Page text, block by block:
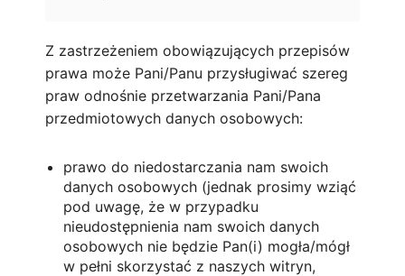
Z zastrzeżeniem obowiązujących przepisów
prawa może Pani/Panu przysługiwać szereg
praw odnośnie przetwarzania Pani/Pana
przedmiotowych danych osobowych:
prawo do niedostarczania nam swoich
danych osobowych (jednak prosimy wziąć
pod uwagę, że w przypadku
nieudostępnienia nam swoich danych
osobowych nie będzie Pan(i) mogła/mógł
w pełni skorzystać z naszych witryn,